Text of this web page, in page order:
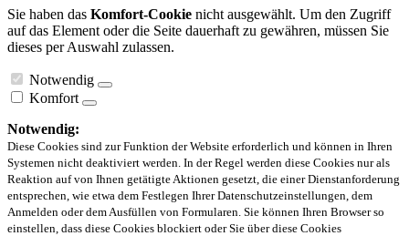
Sie haben das Komfort-Cookie nicht ausgewählt. Um den Zugriff
auf das Element oder die Seite dauerhaft zu gewähren, müssen Sie
dieses per Auswahl zulassen.
Notwendig
Komfort
Notwendig:
Diese Cookies sind zur Funktion der Website erforderlich und können in Ihren
Systemen nicht deaktiviert werden. In der Regel werden diese Cookies nur als
Reaktion auf von Ihnen getätigte Aktionen gesetzt, die einer Dienstanforderung
entsprechen, wie etwa dem Festlegen Ihrer Datenschutzeinstellungen, dem
Anmelden oder dem Ausfüllen von Formularen. Sie können Ihren Browser so
einstellen, dass diese Cookies blockiert oder Sie über diese Cookies